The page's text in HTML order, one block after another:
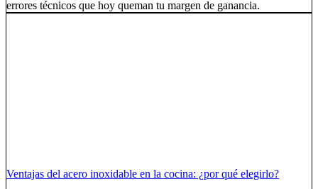
errores técnicos que hoy queman tu margen de ganancia.
Ventajas del acero inoxidable en la cocina: ¿por qué elegirlo?